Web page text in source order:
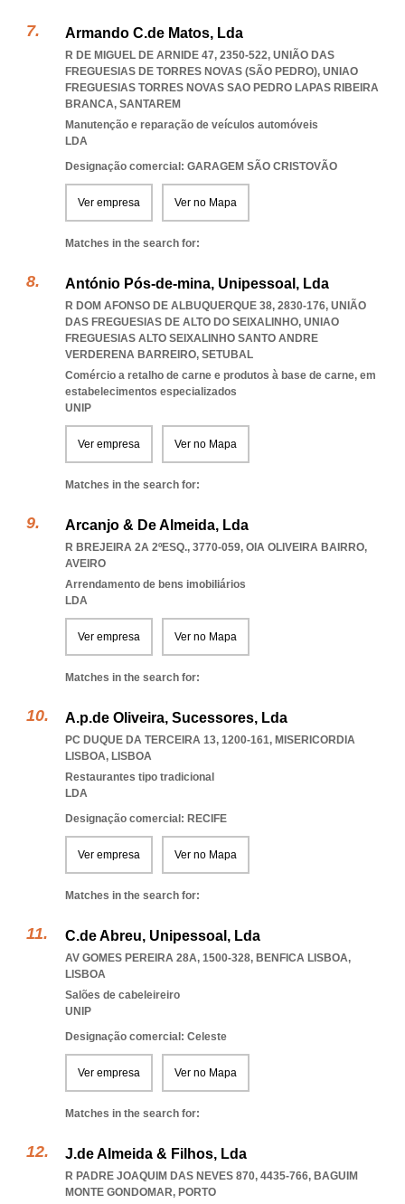
Armando C.de Matos, Lda
R DE MIGUEL DE ARNIDE 47, 2350-522, UNIÃO DAS
FREGUESIAS DE TORRES NOVAS (SÃO PEDRO), UNIAO
FREGUESIAS TORRES NOVAS SAO PEDRO LAPAS RIBEIRA
BRANCA, SANTAREM
Manutenção e reparação de veículos automóveis
LDA
Designação comercial: GARAGEM SÃO CRISTOVÃO
Ver empresa Ver no Mapa
Matches in the search for:
António Pós-de-mina, Unipessoal, Lda
R DOM AFONSO DE ALBUQUERQUE 38, 2830-176, UNIÃO
DAS FREGUESIAS DE ALTO DO SEIXALINHO, UNIAO
FREGUESIAS ALTO SEIXALINHO SANTO ANDRE
VERDERENA BARREIRO, SETUBAL
Comércio a retalho de carne e produtos à base de carne, em
estabelecimentos especializados
UNIP
Ver empresa Ver no Mapa
Matches in the search for:
Arcanjo & De Almeida, Lda
R BREJEIRA 2A 2ºESQ., 3770-059, OIA OLIVEIRA BAIRRO,
AVEIRO
Arrendamento de bens imobiliários
LDA
Ver empresa Ver no Mapa
Matches in the search for:
A.p.de Oliveira, Sucessores, Lda
PC DUQUE DA TERCEIRA 13, 1200-161, MISERICORDIA
LISBOA, LISBOA
Restaurantes tipo tradicional
LDA
Designação comercial: RECIFE
Ver empresa Ver no Mapa
Matches in the search for:
C.de Abreu, Unipessoal, Lda
AV GOMES PEREIRA 28A, 1500-328, BENFICA LISBOA,
LISBOA
Salões de cabeleireiro
UNIP
Designação comercial: Celeste
Ver empresa Ver no Mapa
Matches in the search for:
J.de Almeida & Filhos, Lda
R PADRE JOAQUIM DAS NEVES 870, 4435-766, BAGUIM
MONTE GONDOMAR, PORTO